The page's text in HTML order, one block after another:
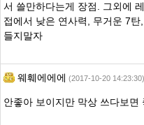
서 쓸만하다는게 장점. 그외에
접에서 낮은 연사력, 무거운 7탄
들지말자
웨훼에에에 (2017-10-20 14:23:30)
안좋아 보이지만 막상 쓰다보면